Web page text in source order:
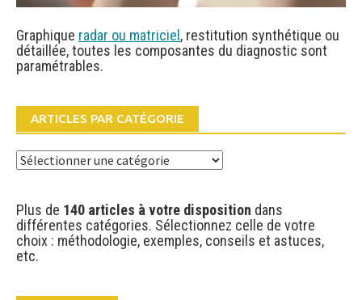
Graphique radar ou matriciel , restitution synthétique ou
détaillée, toutes les composantes du diagnostic sont
paramétrables.
ARTICLES PAR CATÉGORIE
Articles
Plus de 140 articles à votre disposition dans
différentes catégories. Sélectionnez celle de votre
choix : méthodologie, exemples, conseils et astuces,
etc.